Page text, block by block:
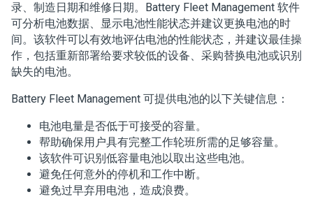
录、制造日期和维修日期。Battery Fleet Management 软件
可分析电池数据、显示电池性能状态并建议更换电池的时
间。该软件可以有效地评估电池的性能状态，并建议最佳操
作，包括重新部署给要求较低的设备、采购替换电池或识别
缺失的电池。
Battery Fleet Management 可提供电池的以下关键信息：
电池电量是否低于可接受的容量。
帮助确保用户具有完整工作轮班所需的足够容量。
该软件可识别低容量电池以取出这些电池。
避免任何意外的停机和工作中断。
避免过早弃用电池，造成浪费。